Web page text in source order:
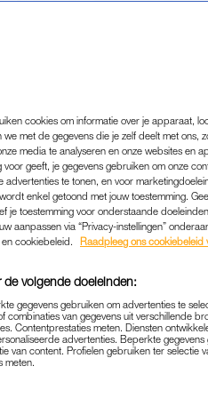
VERHULST
op zich. De stad is
cookies om informatie over je apparaat,
met de gegevens die je zelf deelt met ons,
media te analyseren en onze websites en
geeft, je gegevens gebruiken om onze
te tonen, en voor
enkel getoond met jouw toestemming.
toestemming voor onderstaande
aanpassen via “Privacy-instellingen”
cookiebeleid.
Raadpleeg ons cookiebeleid
de volgende doeleinden:
gegevens gebruiken om advertenties te
van gegevens uit verschillende
Contentprestaties meten. Diensten
advertenties. Beperkte
van content. Profielen gebruiken ter selectie
meten.